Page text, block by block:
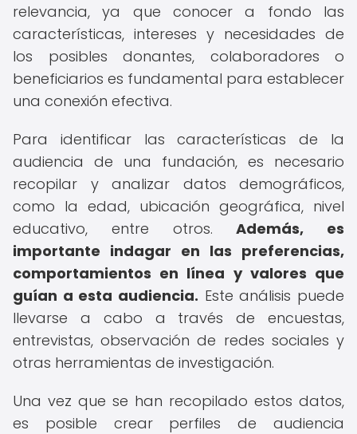
relevancia, ya que conocer a fondo las
características, intereses y necesidades de
los posibles donantes, colaboradores o
beneficiarios es fundamental para establecer
una conexión efectiva.
Para identificar las características de la
audiencia de una fundación, es necesario
recopilar y analizar datos demográficos,
como la edad, ubicación geográfica, nivel
educativo, entre otros.Además, es
importante indagar en las preferencias,
comportamientos en línea y valores que
guían a esta audiencia. Este análisis puede
llevarse a cabo a través de encuestas,
entrevistas, observación de redes sociales y
otras herramientas de investigación.
Una vez que se han recopilado estos datos,
es posible crear perfiles de audiencia